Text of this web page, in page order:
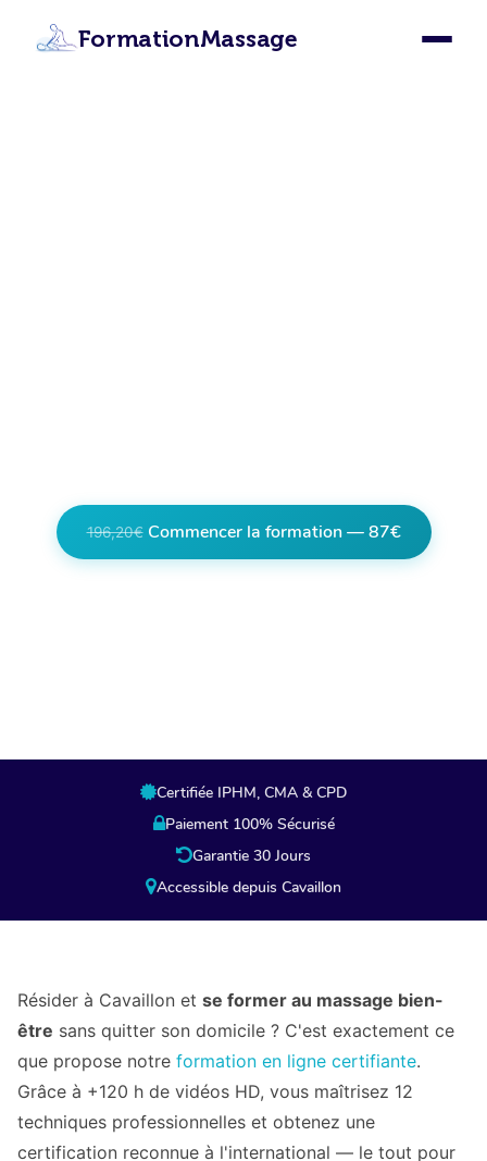
FormationMassage
196,20€ Commencer la formation — 87€
Certifiée IPHM, CMA & CPD
Paiement 100% Sécurisé
Garantie 30 Jours
Accessible depuis Cavaillon
Résider à Cavaillon et se former au massage bien-
être sans quitter son domicile ? C'est exactement ce
que propose notre formation en ligne certifiante.
Grâce à +120 h de vidéos HD, vous maîtrisez 12
techniques professionnelles et obtenez une
certification reconnue à l'international — le tout pour